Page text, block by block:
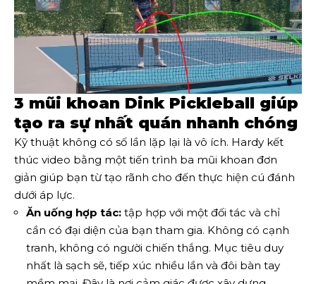
3 mũi khoan Dink Pickleball giúp
tạo ra sự nhất quán nhanh chóng
Kỹ thuật không có số lần lặp lại là vô ích. Hardy kết
thúc video bằng một tiến trình ba mũi khoan đơn
giản giúp bạn từ tạo rãnh cho đến thực hiện cú đánh
dưới áp lực.
Ăn uống hợp tác: tập hợp với một đối tác và chỉ
cần có đại diện của bạn tham gia. Không có cạnh
tranh, không có người chiến thắng. Mục tiêu duy
nhất là sạch sẽ, tiếp xúc nhiều lần và đôi bàn tay